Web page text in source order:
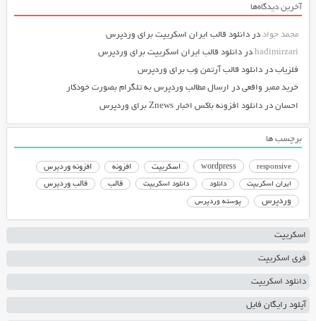
آخرین دیدگاه‌ها
محمد جواددر دانلود قالب ایران اسکریپت برای وردپرس
hadimirzariدر دانلود قالب ایران اسکریپت برای وردپرس
فلزیابدر دانلود قالب آرتمن وب برای وردپرس
خرید ممبر واقعیدر ارسال مطالب وردپرس به تلگرام بصورت خودکار
احساندر دانلود افزونه باکس اخبار Znews برای وردپرس
برچسب ها
responsive
wordpress اسکریپت افزونه افزونه وردپرس
ایران اسکریپت دانلود دانلود اسکریپت قالب قالب وردپرس
وردپرس پوسته وردپرس
اسکریپت
فری اسکریپت
دانلود اسکریپت
آپلود رایگان فایل